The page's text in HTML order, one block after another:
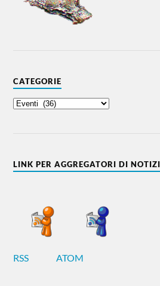
CATEGORIE
LINK PER AGGREGATORI DI
RSS ATOM